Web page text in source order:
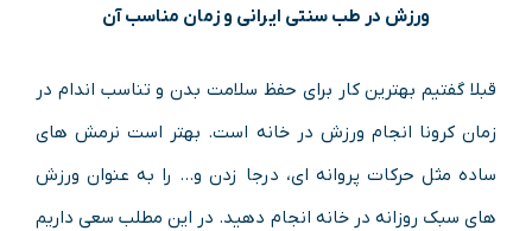
ورزش در طب سنتی ایرانی و زمان مناسب آن
قبلا گفتیم بهترین کار برای حفظ سلامت بدن و تناسب اندام در
زمان کرونا انجام ورزش در خانه است. بهتر است نرمش های
ساده مثل حرکات پروانه ای، درجا زدن و… را به عنوان ورزش
های سبک روزانه در خانه انجام دهید. در این مطلب سعی داریم